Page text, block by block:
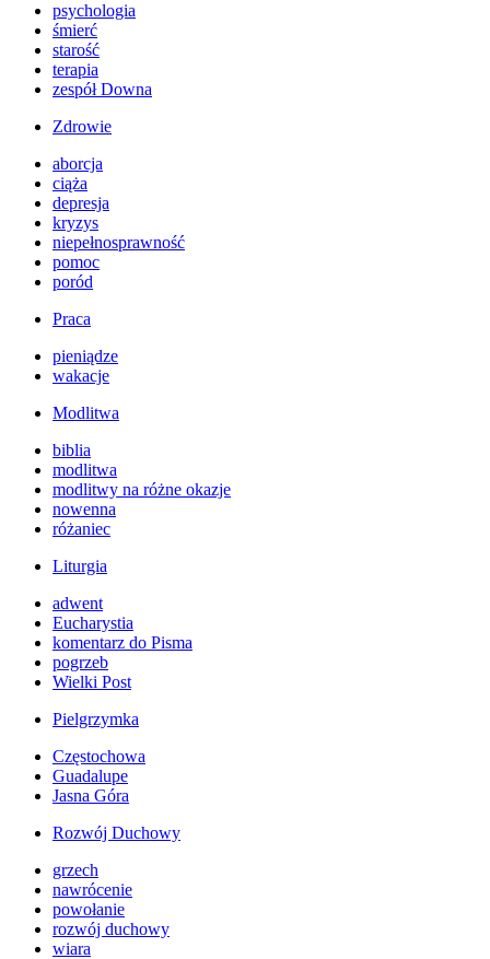
psychologia
śmierć
starość
terapia
zespół Downa
Zdrowie
aborcja
ciąża
depresja
kryzys
niepełnosprawność
pomoc
poród
Praca
pieniądze
wakacje
Modlitwa
biblia
modlitwa
modlitwy na różne okazje
nowenna
różaniec
Liturgia
adwent
Eucharystia
komentarz do Pisma
pogrzeb
Wielki Post
Pielgrzymka
Częstochowa
Guadalupe
Jasna Góra
Rozwój Duchowy
grzech
nawrócenie
powołanie
rozwój duchowy
wiara